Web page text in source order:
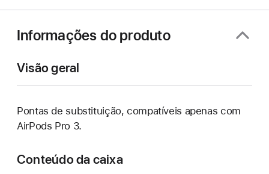
nova
Informações do produto
Visão geral
Pontas de substituição, compatíveis apenas com
AirPods Pro 3.
Conteúdo da caixa